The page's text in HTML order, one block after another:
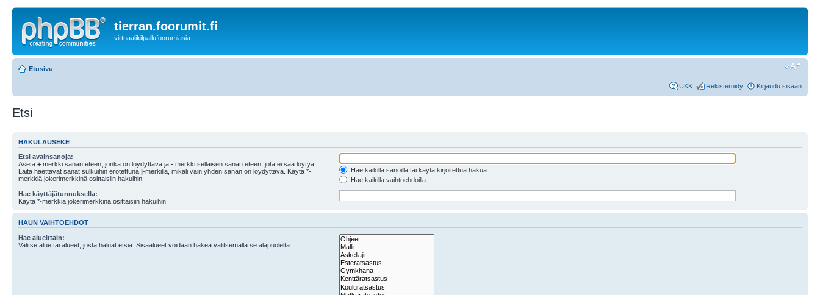
tierran.foorumit.fi
virtuaalikilpailufoorumiasia
Etusivu
UKK Rekisteröidy Kirjaudu sisään
Etsi
HAKULAUSEKE
Etsi avainsanoja:
Aseta + merkki sanan eteen, jonka on löydyttävä ja - merkki sellaisen sanan eteen, jota ei saa löytyä.
Laita haettavat sanat sulkuihin erotettuna |-merkillä, mikäli vain yhden sanan on löydyttävä. Käytä *-
merkkiä jokerimerkkinä osittaisiin hakuihin
Hae kaikilla sanoilla tai käytä kirjoitettua hakua
Hae kaikilla vaihtoehdoilla
Hae käyttäjätunnuksella:
Käytä *-merkkiä jokerimerkkinä osittaisiin hakuihin
HAUN VAIHTOEHDOT
Hae alueittain:
Valitse alue tai alueet, josta haluat etsiä. Sisäalueet voidaan hakea valitsemalla se alapuolelta.